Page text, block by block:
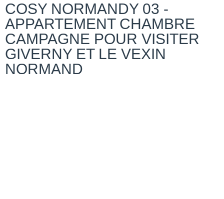
COSY NORMANDY 03 -
APPARTEMENT CHAMBRE
CAMPAGNE POUR VISITER
GIVERNY ET LE VEXIN
NORMAND